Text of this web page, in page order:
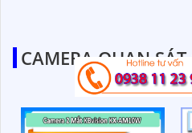
CAMERA QUAN